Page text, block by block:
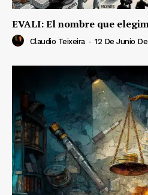
EVALI: El nombre que
Claudio Teixeira - 12 De Junio